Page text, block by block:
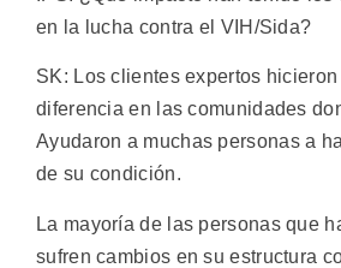
en la lucha contra el VIH/Sida?
SK: Los clientes expertos
diferencia en las comunidades
Ayudaron a muchas personas a
de su condición.
La mayoría de las personas que
sufren cambios en su estructura